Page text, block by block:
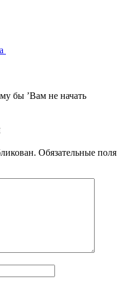
бы ’Вам не начать
Обязательные поля